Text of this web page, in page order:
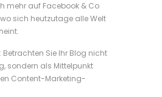
mehr auf Facebook & Co
sich heutzutage alle Welt
Betrachten Sie Ihr Blog nicht
sondern als Mittelpunkt
Content-Marketing-